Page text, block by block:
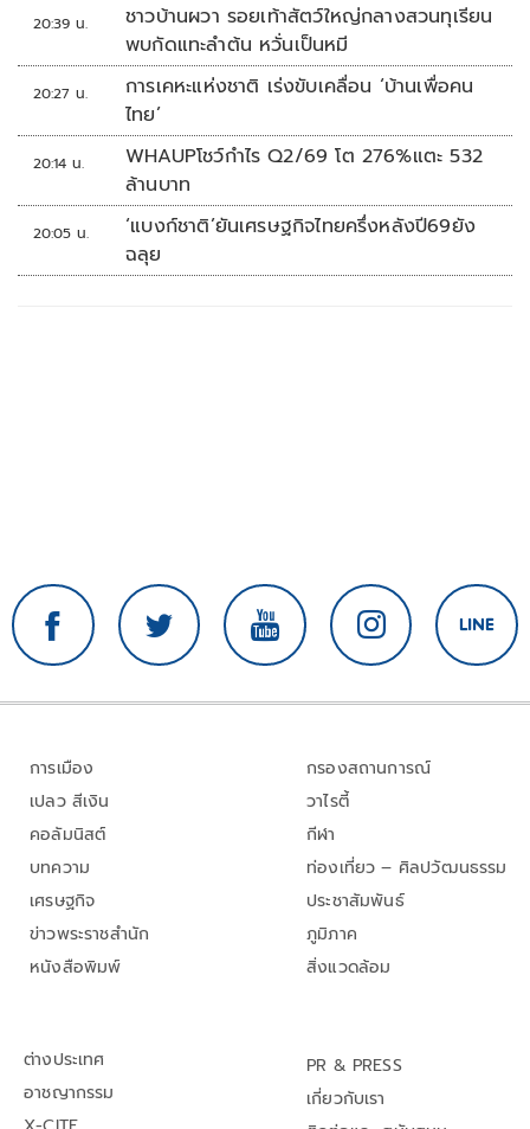
20:39 น.
ชาวบ้านผวา รอยเท้าสัตว์ใหญ่กลางสวนทุเรียน
พบกัดแทะลำต้น หวั่นเป็นหมี
20:27 น.
การเคหะแห่งชาติ เร่งขับเคลื่อน ‘บ้านเพื่อคน
ไทย’
20:14 น.
WHAUPโชว์กำไร Q2/69 โต 276%แตะ 532
ล้านบาท
20:05 น.
‘แบงก์ชาติ’ยันเศรษฐกิจไทยครึ่งหลังปี69ยัง
ฉลุย
การเมือง
เปลว สีเงิน
คอลัมนิสต์
บทความ
เศรษฐกิจ
ข่าวพระราชสำนัก
หนังสือพิมพ์
กรองสถานการณ์
วาไรตี้
กีฬา
ท่องเที่ยว – ศิลปวัฒนธรรม
ประชาสัมพันธ์
ภูมิภาค
สิ่งแวดล้อม
ต่างประเทศ
อาชญากรรม
PR & PRESS
เกี่ยวกับเรา